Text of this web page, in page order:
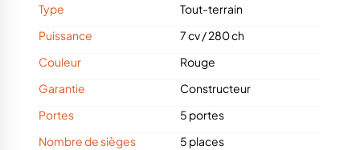
Type
Tout-terrain
Puissance
7 cv/280 ch
Couleur
Rouge
Garantie
Constructeur
Portes
5 portes
Nombre de sièges
5 places